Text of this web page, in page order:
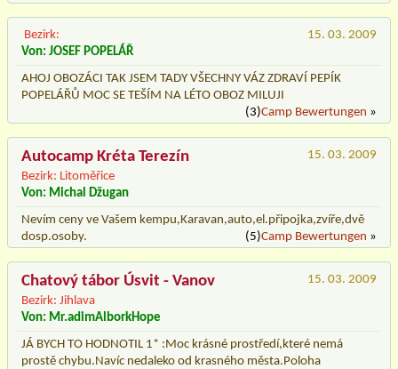
Bezirk:
15. 03. 2009
Von: JOSEF POPELÁŘ
AHOJ OBOZÁCI TAK JSEM TADY VŠECHNY VÁZ ZDRAVÍ PEPÍK
POPELÁŘŮ MOC SE TEŠÍM NA LÉTO OBOZ MILUJI
(3)Camp Bewertungen »
Autocamp Kréta Terezín
Bezirk: Litoměřice
15. 03. 2009
Von: Michal Džugan
Nevím ceny ve Vašem kempu,Karavan,auto,el.připojka,zvíře,dvě
dosp.osoby.
(5)Camp Bewertungen »
Chatový tábor Úsvit - Vanov
Bezirk: Jihlava
15. 03. 2009
Von: Mr.adimAlborkHope
JÁ BYCH TO HODNOTIL 1* :Moc krásné prostředí,které nemá
prostě chybu.Navíc nedaleko od krasného města.Poloha